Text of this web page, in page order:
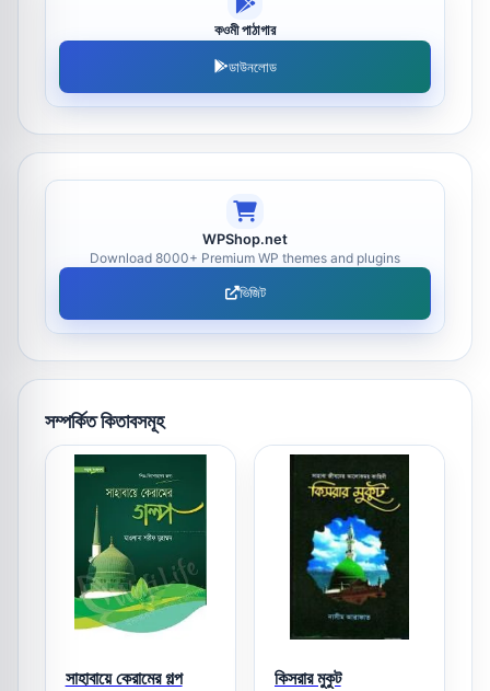
কওমী পাঠাগার
ডাউনলোড
WPShop.net
Download 8000+ Premium WP themes and plugins
ভিজিট
সম্পর্কিত কিতাবসমূহ
সাহাবায়ে কেরামের গল্প কিসরার মুকুট